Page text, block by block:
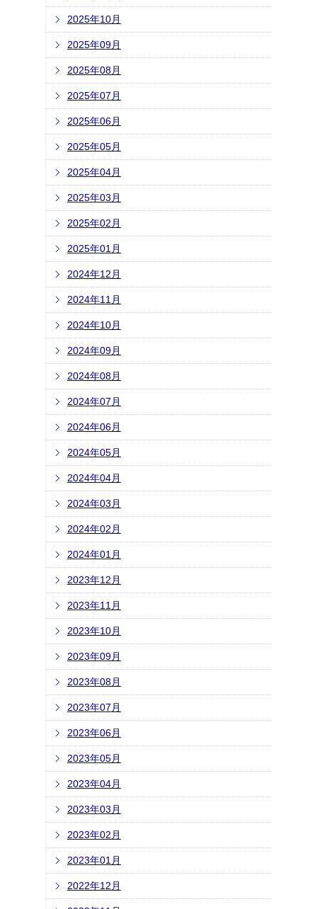
2025年10月
2025年09月
2025年08月
2025年07月
2025年06月
2025年05月
2025年04月
2025年03月
2025年02月
2025年01月
2024年12月
2024年11月
2024年10月
2024年09月
2024年08月
2024年07月
2024年06月
2024年05月
2024年04月
2024年03月
2024年02月
2024年01月
2023年12月
2023年11月
2023年10月
2023年09月
2023年08月
2023年07月
2023年06月
2023年05月
2023年04月
2023年03月
2023年02月
2023年01月
2022年12月